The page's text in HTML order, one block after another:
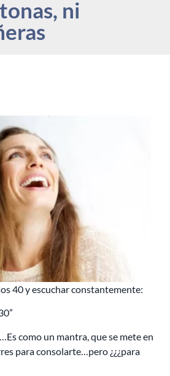
ni
40 y escuchar constantemente:
como un mantra, que se mete en
para consolarte…pero ¿¿¿para